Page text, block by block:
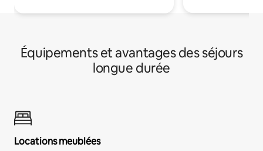
Équipements et avantages des séjours
longue durée
Locations meublées